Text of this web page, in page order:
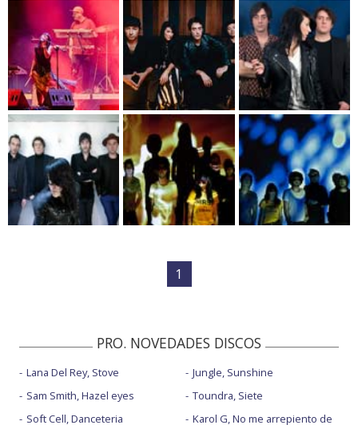
1
PRO. NOVEDADES DISCOS
Lana Del Rey, Stove
Sam Smith, Hazel eyes
Soft Cell, Danceteria
Jungle, Sunshine
Toundra, Siete
Karol G, No me arrepiento de